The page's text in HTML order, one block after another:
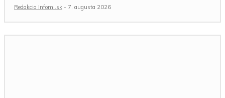
Redakcia Infomi.sk - 7. augusta 2026